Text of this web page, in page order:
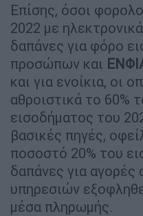
Επίσης, όσοι
2022 με
δαπάνες για φόρο
προσώπων και
και για ενοίκια, οι
αθροιστικά το 60%
εισοδήματος του
βασικές πηγές,
ποσοστό 20% του
δαπάνες για αγορές
υπηρεσιών
μέσα πληρωμής.